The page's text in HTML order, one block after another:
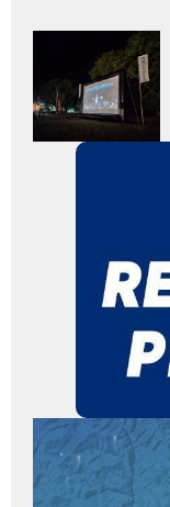
Adaugă
aici textul
pentru
subtitlu